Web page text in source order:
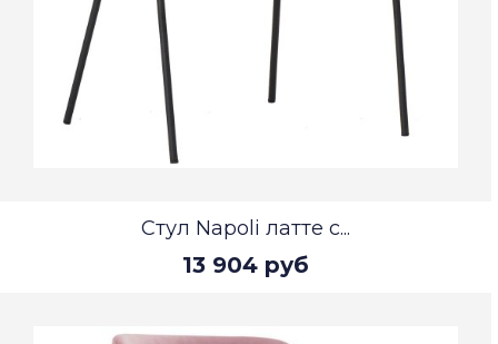
Стул Napoli латте с...
13 904 руб